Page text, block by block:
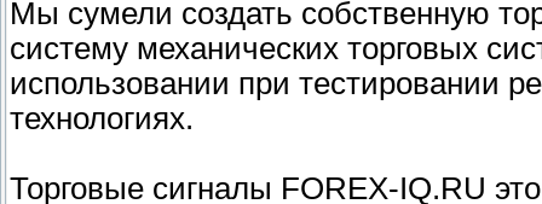
Мы сумели создать собственную
систему механических торговых
использовании при тестировании
технологиях.
Торговые сигналы FOREX-IQ.RU